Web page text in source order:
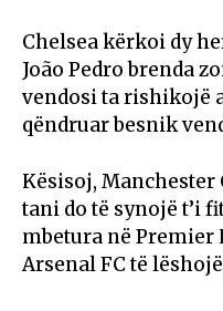
Chelsea kërkoi dy
João Pedrobrenda
vendosi ta rishikojë
qëndruar besnik
Kësisoj, Manchester
tani do të synojë t’i
mbetura në Premier
Arsenal FCtë